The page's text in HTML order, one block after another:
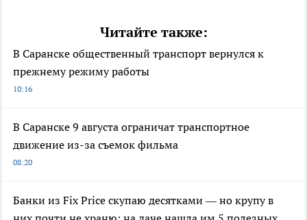
Читайте также:
В Саранске общественный транспорт вернулся к
прежнему режиму работы
10:16
В Саранске 9 августа ограничат транспортное
движение из-за съемок фильма
08:20
Банки из Fix Price скупаю десятками — но крупу в